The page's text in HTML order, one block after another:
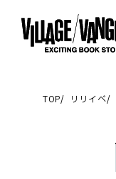
ンSNSいろいろはこちら！
TOP リリイベ